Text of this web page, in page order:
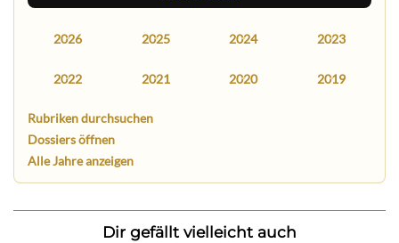
2026 2025 2024 2023
2022 2021 2020 2019
Rubriken durchsuchen
Dossiers öffnen
Alle Jahre anzeigen
Dir gefällt vielleicht auch